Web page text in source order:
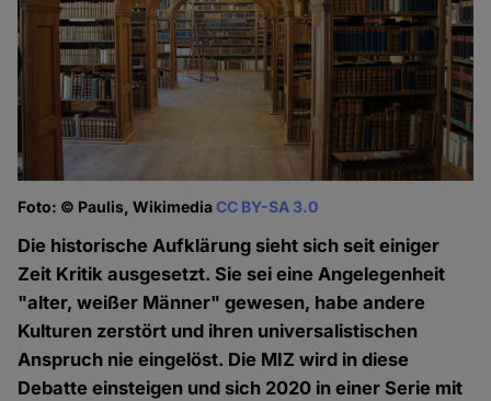
Foto: © Paulis, WikimediaCC BY-SA 3.0
Die historische Aufklärung sieht sich seit einiger
Zeit Kritik ausgesetzt. Sie sei eine Angelegenheit
"alter, weißer Männer" gewesen, habe andere
Kulturen zerstört und ihren universalistischen
Anspruch nie eingelöst. Die MIZ wird in diese
Debatte einsteigen und sich 2020 in einer Serie mit